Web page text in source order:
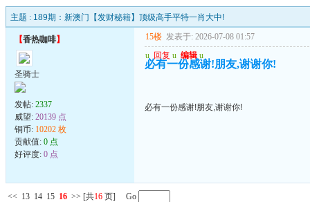
主题 : 189期：新澳门【发财秘籍】顶级高手平特一肖大中!
【香热咖啡】
圣骑士
发帖: 2337
威望: 20139 点
铜币: 10202 枚
贡献值: 0 点
好评度: 0 点
15楼 发表于: 2026-07-08 01:57
u 回复 u 编辑 u
必有一份感谢!朋友,谢谢你!
必有一份感谢!朋友,谢谢你!
<< 13 14 15 16 >> [共16 页] Go